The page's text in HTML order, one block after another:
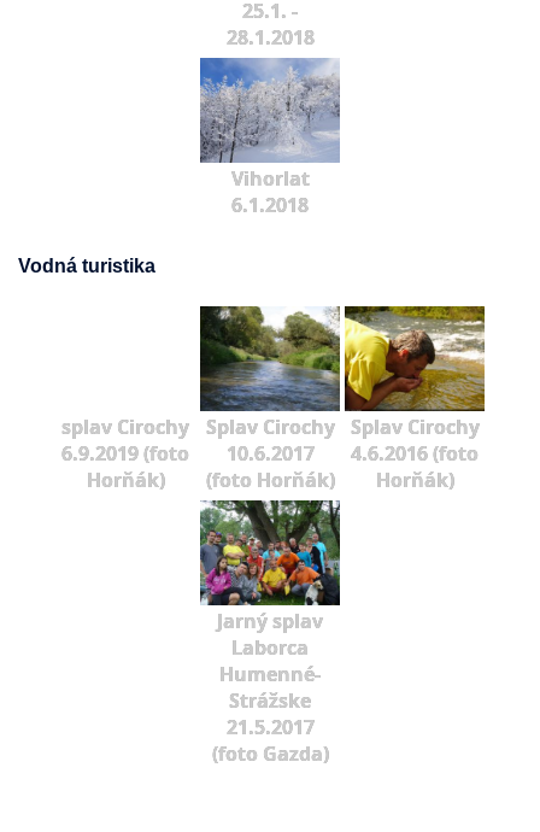
25.1. -
28.1.2018
Vihorlat
6.1.2018
Vodná turistika
splav Cirochy
6.9.2019 (foto
Horňák)
Splav Cirochy
10.6.2017
(foto Horňák)
Splav Cirochy
4.6.2016 (foto
Horňák)
Jarný splav
Laborca
Humenné-
Strážske
21.5.2017
(foto Gazda)